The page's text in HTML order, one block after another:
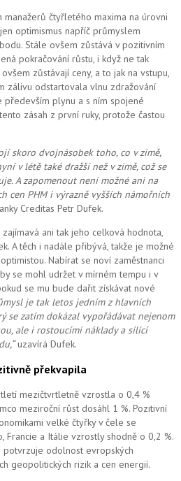
manažerů čtyřletého maxima na úrovni
optimismus napříč průmyslem
Stále ovšem zůstává v pozitivním
pokračování růstu, i když ne tak
zůstávají ceny, a to jak na vstupu,
zálivu odstartovala vlnu zdražování
plynu a s ním spojené
zásah z první ruky, protože častou
skoro dvojnásobek toho, co v zimě,
v létě také dražší než v zimě, což se
A zapomenout není možnéani na
cen PHM i výrazně vyšších námořních
Creditas Petr Dufek.
ani tak jeho celková hodnota,
A těch i nadále přibývá, takže je možné
Nabírat se noví zaměstnanci
se mohl udržet v mírném tempu i v
se mu bude dařit získávat nové
je tak letos jedním z hlavních
se zatím dokázal vypořádávat nejenom
ale i rostoucími náklady a sílící
uzavírá Dufek.
překvapila
mezičtvrtletně vzrostla o 0,4 %
meziroční růst dosáhl 1 %. Pozitivní
velké čtyřky v čele se
Francie a Itálie vzrostly shodně o 0,2 %.
potvrzuje odolnost evropských
geopolitických rizik a cen energií.